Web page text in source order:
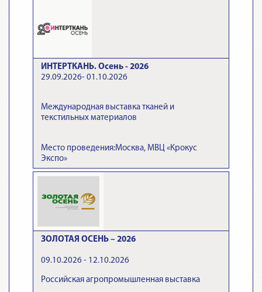
ИНТЕРТКАНЬ. Осень - 2026
29.09.2026- 01.10.2026
Международная выставка тканей и
текстильных материалов
Место проведения:Москва, МВЦ «Крокус
Экспо»
ЗОЛОТАЯ ОСЕНЬ – 2026
09.10.2026 - 12.10.2026
Российская агропромышленная выставка